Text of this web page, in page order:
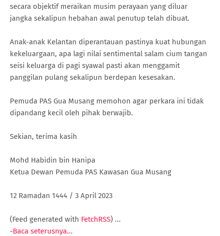
secara objektif meraikan musim perayaan yang diluar
jangka sekalipun hebahan awal penutup telah dibuat.
Anak-anak Kelantan diperantauan pastinya kuat hubungan
kekeluargaan, apa lagi nilai sentimental salam cium tangan
seisi keluarga di pagi syawal pasti akan menggamit
panggilan pulang sekalipun berdepan kesesakan.
Pemuda PAS Gua Musang memohon agar perkara ini tidak
dipandang kecil oleh pihak berwajib.
Sekian, terima kasih
Mohd Habidin bin Hanipa
Ketua Dewan Pemuda PAS Kawasan Gua Musang
12 Ramadan 1444 / 3 April 2023
(Feed generated with FetchRSS) ...
-Baca seterusnya...